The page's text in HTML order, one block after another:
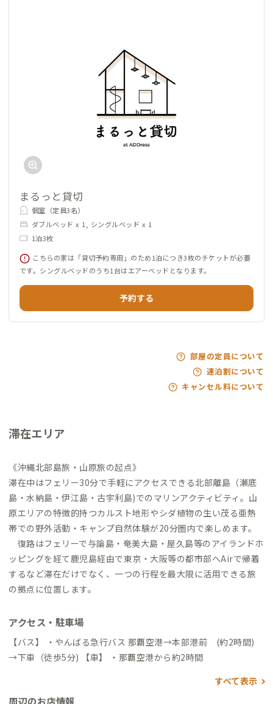
まるっと貸切
個室（定員3名）
ダブルベッド x 1, シングルベッド x 1
1泊3枚
こちらの家は「貸切予約専用」のため1泊につき3枚のチケットが必要
です。シングルベッドのうち1台はエアーベッドとなります。
予約する
部屋の定員について
連泊割について
キャンセル料について
滞在エリア
《沖縄北部島旅・山原旅の起点》
滞在中はフェリー30分で手軽にアクセスできる北部離島（瀬底
島・水納島・伊江島・古宇利島)でのマリンアクティビティ。山
原エリアの特徴的持つカルスト地形やシダ植物の生い茂る亜熱
帯での野外活動・キャンプ自然体験が20分圏内で楽しめます。
復路はフェリーで与論島・奄美大島・屋久島等のアイランドホ
ッピングを経て鹿児島経由で東京・大阪等の都市部へAirで帰着
するなど滞在だけでなく、一つの行程を最大限に活用できる旅
の拠点に位置します。
アクセス・駐車場
【バス】 ・やんばる急行バス 那覇空港→本部港前 (約2時間)
→下車（徒歩5分) 【車】 ・那覇空港から約2時間
すべて表示
周辺のお店情報